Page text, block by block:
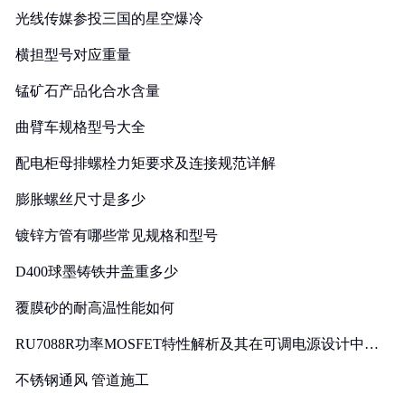
光线传媒参投三国的星空爆冷
横担型号对应重量
锰矿石产品化合水含量
曲臂车规格型号大全
配电柜母排螺栓力矩要求及连接规范详解
膨胀螺丝尺寸是多少
镀锌方管有哪些常见规格和型号
D400球墨铸铁井盖重多少
覆膜砂的耐高温性能如何
RU7088R功率MOSFET特性解析及其在可调电源设计中的
不锈钢通风 管道施工